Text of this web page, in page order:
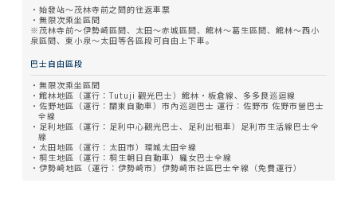
始發站〜茂林寺前之間的往返車票
無限次乘坐區間
※茂林寺前～伊勢崎區間、太田～赤城區間、館林～葛生區間、館林～西小
泉區間、東小泉～太田等各區段可自由上下車。
巴士自由區段
無限次乘坐區間
館林地區（運行：Tutuji 觀光巴士）館林・板倉線、多多良巡迴線
佐野地區（運行：關東自動車）市內巡迴巴士 運行：佐野市 佐野市營巴士
全線
足利地區（運行：足利中心觀光巴士、足利出租車）足利市生活線巴士全
線
太田地區（運行：太田市）環城太田全線
桐生地區（運行：桐生朝日自動車）織女巴士全線
伊勢崎地區（運行：伊勢崎市）伊勢崎市社區巴士全線（免費運行）